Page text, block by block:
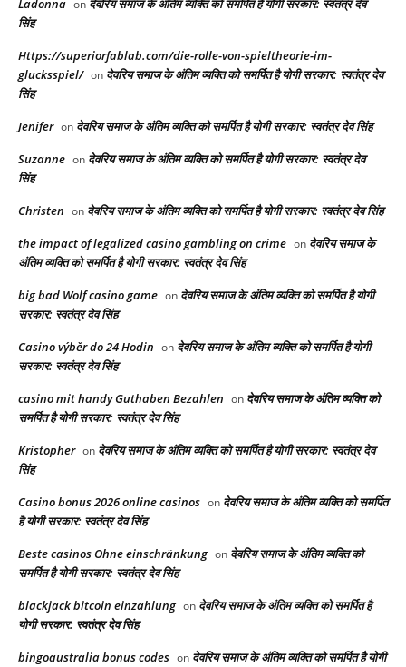
Ladonna on देवरिय समाज के अंतिम व्यक्ति को समर्पित है योगी सरकार: स्वतंत्र देव
सिंह
Https://superiorfablab.com/die-rolle-von-spieltheorie-im-
glucksspiel/ on देवरिय समाज के अंतिम व्यक्ति को समर्पित है योगी सरकार: स्वतंत्र देव
सिंह
Jenifer on देवरिय समाज के अंतिम व्यक्ति को समर्पित है योगी सरकार: स्वतंत्र देव सिंह
Suzanne on देवरिय समाज के अंतिम व्यक्ति को समर्पित है योगी सरकार: स्वतंत्र देव
सिंह
Christen on देवरिय समाज के अंतिम व्यक्ति को समर्पित है योगी सरकार: स्वतंत्र देव सिंह
the impact of legalized casino gambling on crime on देवरिय समाज के
अंतिम व्यक्ति को समर्पित है योगी सरकार: स्वतंत्र देव सिंह
big bad Wolf casino game on देवरिय समाज के अंतिम व्यक्ति को समर्पित है योगी
सरकार: स्वतंत्र देव सिंह
Casino výběr do 24 Hodin on देवरिय समाज के अंतिम व्यक्ति को समर्पित है योगी
सरकार: स्वतंत्र देव सिंह
casino mit handy Guthaben Bezahlen on देवरिय समाज के अंतिम व्यक्ति को
समर्पित है योगी सरकार: स्वतंत्र देव सिंह
Kristopher on देवरिय समाज के अंतिम व्यक्ति को समर्पित है योगी सरकार: स्वतंत्र देव
सिंह
Casino bonus 2026 online casinos on देवरिय समाज के अंतिम व्यक्ति को समर्पित
है योगी सरकार: स्वतंत्र देव सिंह
Beste casinos Ohne einschränkung on देवरिय समाज के अंतिम व्यक्ति को
समर्पित है योगी सरकार: स्वतंत्र देव सिंह
blackjack bitcoin einzahlung on देवरिय समाज के अंतिम व्यक्ति को समर्पित है
योगी सरकार: स्वतंत्र देव सिंह
bingoaustralia bonus codes on देवरिय समाज के अंतिम व्यक्ति को समर्पित है योगी